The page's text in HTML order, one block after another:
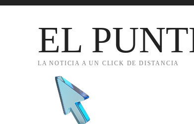
EL
LA NOTICIA A UN CLICK DE DISTANCIA